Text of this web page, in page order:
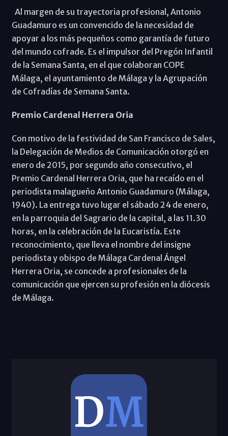
Al margen de su trayectoria profesional, Antonio
Guadamuro es un convencido de la necesidad de
apoyar a los más pequeños como garantía de futuro
del mundo cofrade. Es el impulsor del Pregón Infantil
de la Semana Santa, en el que colaboran COPE
Málaga, el ayuntamiento de Málaga y la Agrupación
de Cofradías de Semana Santa.
Premio Cardenal Herrera Oria
Con motivo de la festividad de San Francisco de Sales,
la Delegación de Medios de Comunicación otorgó en
enero de 2015, por segundo año consecutivo, el
Premio Cardenal Herrera Oria, que ha recaído en el
periodista malagueño Antonio Guadamuro (Málaga,
1940). La entrega tuvo lugar el sábado 24 de enero,
en la parroquia del Sagrario de la capital, a las 11.30
horas, en la celebración de la Eucaristía. Este
reconocimiento, que lleva el nombre del insigne
periodista y obispo de Málaga Cardenal Ángel
Herrera Oria, se concede a profesionales de la
comunicación que ejercen su profesión en la diócesis
de Málaga.